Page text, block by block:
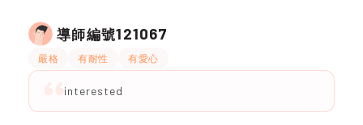
導師編號121067
嚴格 有耐性 有愛心
interested